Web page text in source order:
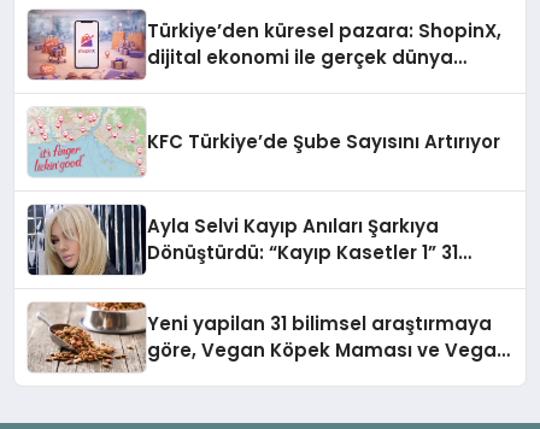
Türkiye’den küresel pazara: ShopinX,
dijital ekonomi ile gerçek dünya
KFC Türkiye’de Şube Sayısını Artırıyor
Ayla Selvi Kayıp Anıları Şarkıya
Dönüştürdü: “Kayıp Kasetler 1” 31
Yeni yapilan 31 bilimsel araştırmaya
göre, Vegan Köpek Maması ve Vegan